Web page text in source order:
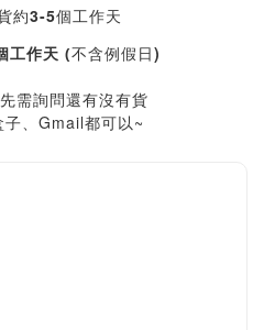
約3-5個工作天
工作天 (不含例假日)
需詢問還有沒有貨
、Gmail都可以~